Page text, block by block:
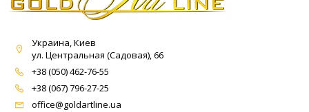
Украина, Киев
ул. Центральная (Садовая), 66
+38 (050) 462-76-55
+38 (067) 796-27-25
office@goldartline.ua